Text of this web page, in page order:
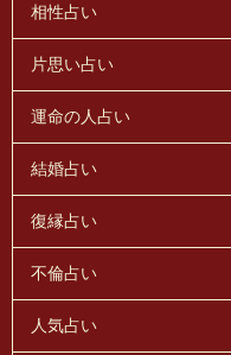
相性占い
片思い占い
運命の人占い
結婚占い
復縁占い
不倫占い
人気占い